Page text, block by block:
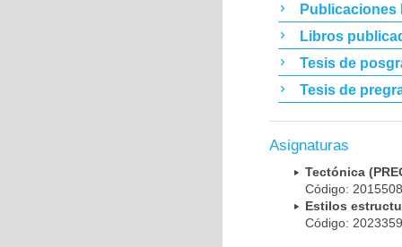
Publicaciones
Libros
Tesis de
Tesis de
Asignaturas
Tectónica
Código:
Estilos
Código: